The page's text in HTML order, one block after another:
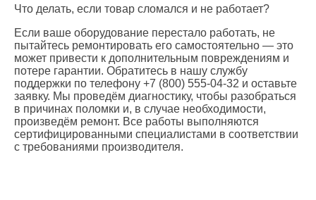
Что делать, если товар сломался и не работает?
Если ваше оборудование перестало работать, не
пытайтесь ремонтировать его самостоятельно — это
может привести к дополнительным повреждениям и
потере гарантии. Обратитесь в нашу службу
поддержки по телефону +7 (800) 555-04-32 и оставьте
заявку. Мы проведём диагностику, чтобы разобраться
в причинах поломки и, в случае необходимости,
произведём ремонт. Все работы выполняются
сертифицированными специалистами в соответствии
с требованиями производителя.